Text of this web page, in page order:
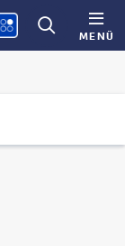
MENÜ